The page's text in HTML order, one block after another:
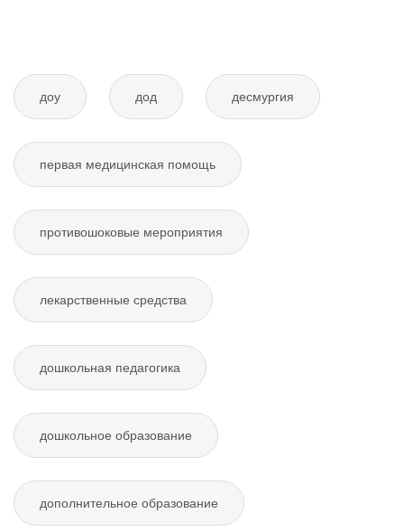
доу дод десмургия
первая медицинская помощь
противошоковые мероприятия
лекарственные средства
дошкольная педагогика
дошкольное образование
дополнительное образование